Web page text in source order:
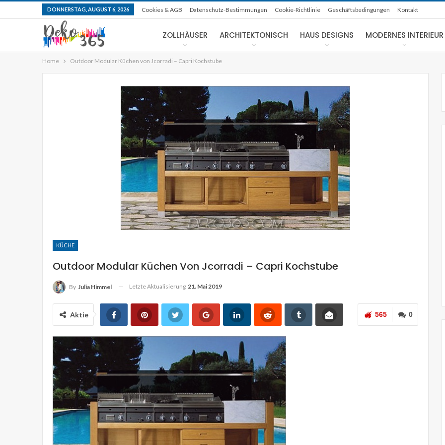
DONNERSTAG, AUGUST 6, 2026 Cookies & AGB Datenschutz-Bestimmungen Cookie-Richtlinie Geschäftsbedingungen Kontakt
ZOLLHÄUSER ARCHITEKTONISCH HAUS DESIGNS MODERNES INTERIEUR
Home Outdoor Modular Küchen von Jcorradi – Capri Kochstube
KÜCHE
Outdoor Modular Küchen Von Jcorradi – Capri Kochstube
By Julia Himmel Letzte Aktualisierung 21. Mai 2019
0
565
Aktie
KOMPAKTE HÄUSER
Selbige moderne vorgefertigte
Hütte hinaus Rädern hat…
NACHHALTIGE HÄUSER
Solarbetriebenes LA Studio von
New York Architect